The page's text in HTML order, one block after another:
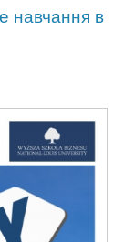
навчання в